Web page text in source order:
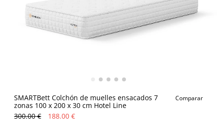
SMARTBett Colchón de muelles ensacados 7
zonas 100 x 200 x 30 cm Hotel Line
Comparar
300.00 € 188.00 €